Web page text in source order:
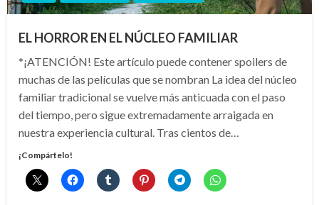
EL HORROR EN EL NÚCLEO FAMILIAR
*¡ATENCIÓN! Este artículo puede contener spoilers de
muchas de las películas que se nombran La idea del núcleo
familiar tradicional se vuelve más anticuada con el paso
del tiempo, pero sigue extremadamente arraigada en
nuestra experiencia cultural. Tras cientos de…
¡Compártelo!